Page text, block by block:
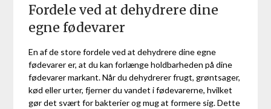
Fordele ved at dehydrere dine
egne fødevarer
En af de store fordele ved at dehydrere dine egne
fødevarer er, at du kan forlænge holdbarheden på dine
fødevarer markant. Når du dehydrerer frugt, grøntsager,
kød eller urter, fjerner du vandet i fødevarerne, hvilket
gør det svært for bakterier og mug at formere sig. Dette